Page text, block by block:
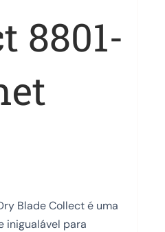
8801-
Blade Collect é uma
inigualável para